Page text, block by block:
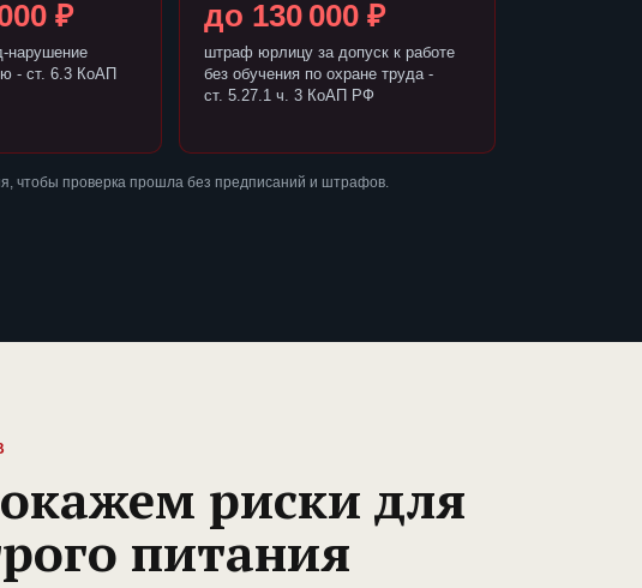
₽
нарушение
- ст. 6.3 КоАП
до 130 000 ₽
штраф юрлицу за допуск к работе
без обучения по охране труда -
ст. 5.27.1 ч. 3 КоАП РФ
чтобы проверка прошла без предписаний и штрафов.
риски для
питания